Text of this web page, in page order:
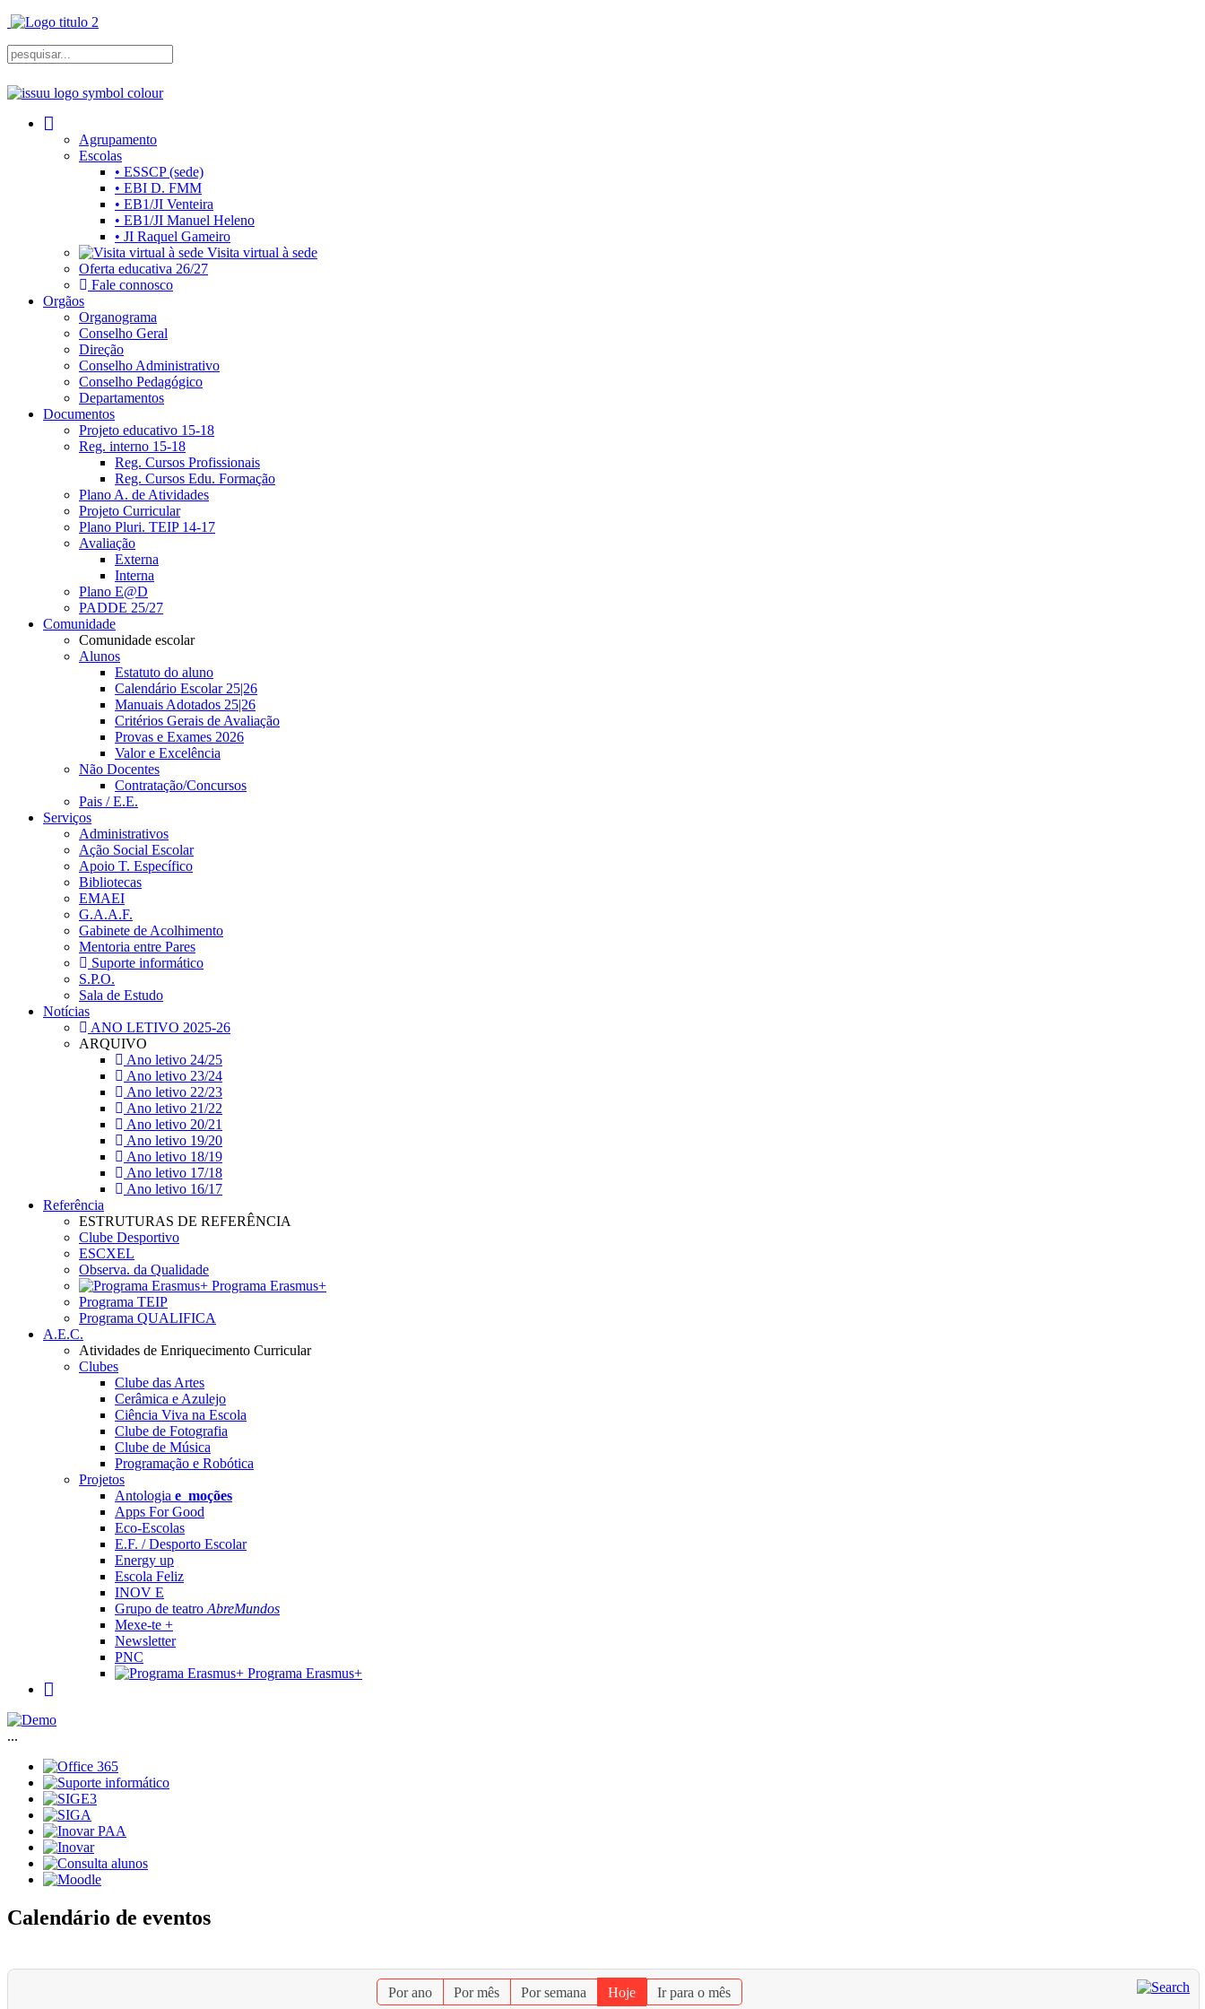
Agrupamento
Escolas
• ESSCP (sede)
• EBI D. FMM
• EB1/JI Venteira
• EB1/JI Manuel Heleno
• JI Raquel Gameiro
Visita virtual à sede
Oferta educativa 26/27
Fale connosco
Orgãos
Organograma
Conselho Geral
Direção
Conselho Administrativo
Conselho Pedagógico
Departamentos
Documentos
Projeto educativo 15-18
Reg. interno 15-18
Reg. Cursos Profissionais
Reg. Cursos Edu. Formação
Plano A. de Atividades
Projeto Curricular
Plano Pluri. TEIP 14-17
Avaliação
Externa
Interna
Plano E@D
PADDE 25/27
Comunidade
Comunidade escolar
Alunos
Estatuto do aluno
Calendário Escolar 25|26
Manuais Adotados 25|26
Critérios Gerais de Avaliação
Provas e Exames 2026
Valor e Excelência
Não Docentes
Contratação/Concursos
Pais / E.E.
Serviços
Administrativos
Ação Social Escolar
Apoio T. Específico
Bibliotecas
EMAEI
G.A.A.F.
Gabinete de Acolhimento
Mentoria entre Pares
Suporte informático
S.P.O.
Sala de Estudo
Notícias
ANO LETIVO 2025-26
ARQUIVO
Ano letivo 24/25
Ano letivo 23/24
Ano letivo 22/23
Ano letivo 21/22
Ano letivo 20/21
Ano letivo 19/20
Ano letivo 18/19
Ano letivo 17/18
Ano letivo 16/17
Referência
ESTRUTURAS DE REFERÊNCIA
Clube Desportivo
ESCXEL
Observa. da Qualidade
Programa Erasmus+
Programa TEIP
Programa QUALIFICA
A.E.C.
Atividades de Enriquecimento Curricular
Clubes
Clube das Artes
Cerâmica e Azulejo
Ciência Viva na Escola
Clube de Fotografia
Clube de Música
Programação e Robótica
Projetos
Antologia e_moções
Apps For Good
Eco-Escolas
E.F. / Desporto Escolar
Energy up
Escola Feliz
INOV E
Grupo de teatro AbreMundos
Mexe-te +
Newsletter
PNC
Programa Erasmus+
...
Calendário de eventos
Por ano Por mês Por semana Hoje Ir para o mês